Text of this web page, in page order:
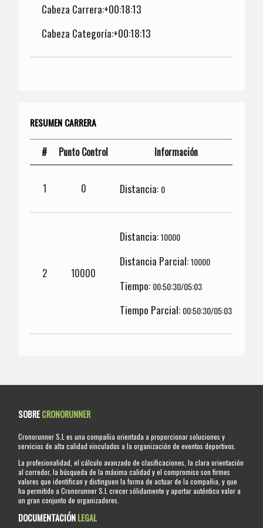
Cabeza Carrera:+00:18:13
Cabeza Categoría:+00:18:13
RESUMEN CARRERA
# Punto Control Información
1 0 Distancia: 0
2 10000
Distancia:10000
Distancia Parcial:10000
Tiempo: 00:50:30/05:03
Tiempo Parcial: 00:50:30/05:03
SOBRECRONORUNNER
Cronorunner S.L es una compañia orientada a proporcionar soluciones y
servicios de alta calidad vinculados a la organización de eventos deportivos.
La profesionalidad, el cálculo avanzado de clasificaciones, la clara orientación
al corredor, la búsqueda de la máxima calidad y el compromiso son firmes
valores que identifican y distinguen la forma de actuar de la compañia, y que
ha permitido a Cronorunner S.L crecer sólidamente y aportar auténtico valor a
un gran conjunto de organizadores.
DOCUMENTACIÓNLEGAL